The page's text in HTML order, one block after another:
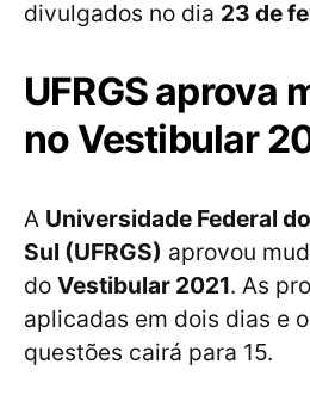
divulgados no dia 23 de
UFRGS aprova
no Vestibular
A Universidade Federal
Sul (UFRGS) aprovou
do Vestibular 2021. As
aplicadas em dois dias e
questões cairá para 15.